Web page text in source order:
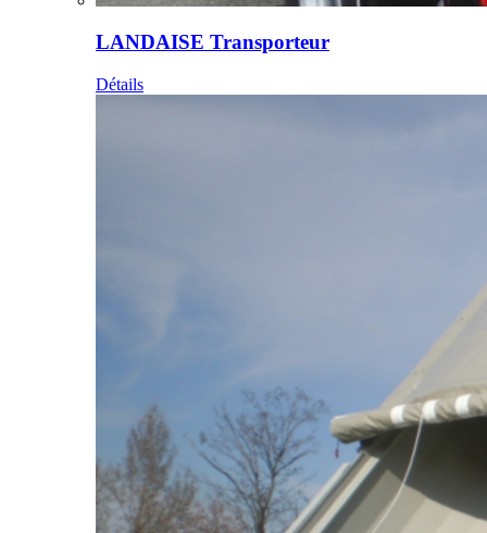
LANDAISE Transporteur
Détails